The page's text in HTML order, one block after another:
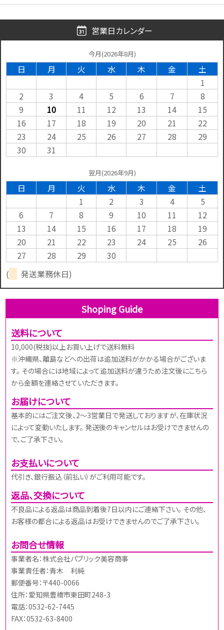
営業日カレンダー
今月(2026年8月)
日 月 火 水 木 金
土
1
2
3 4 5 6 7
8
9
10 11 12 13 14
15
16
17 18 19 20 21
22
23
24 25 26 27 28
29
30
31
翌月(2026年9月)
日 月 火 水 木 金
土
1
2 3 4
5
6
7 8 9 10 11
12
13
14 15 16 17 18
19
20
21 22 23 24 25
26
27
28 29
30
(
発送業務休日)
Shoping Guide
送料について
10,000(税抜)以上お買い上げで送料無料
※沖縄県、離島などへの出荷は追加送料がかかる場合がございま
す。 その場合には地域によって追加送料が違うため注文後にこちら
から金額を連絡させていただきます。
お届けについて
基本的にはご注文後、2～3営業日で発送しておりますが、在庫状況
によって変動いたします。 発送後のキャンセルはお受けできませんの
で、ご了承下さい。
お支払いについて
代引き、銀行振込（前払い）がご利用可能です。
返品、交換について
不良品による返品は商品到着後7日以内にご連絡下さい。 その他、
お客様の都合による返品はお受けできませんのでご了承下さい。
お問合せ情報
事業者名：株式会社パブリック美容商事
事業責任者：青木 利純
郵便番号：〒440-0066
住所：愛知県豊橋市東田町248-3
電話：0532-62-7445
FAX：0532-63-8400